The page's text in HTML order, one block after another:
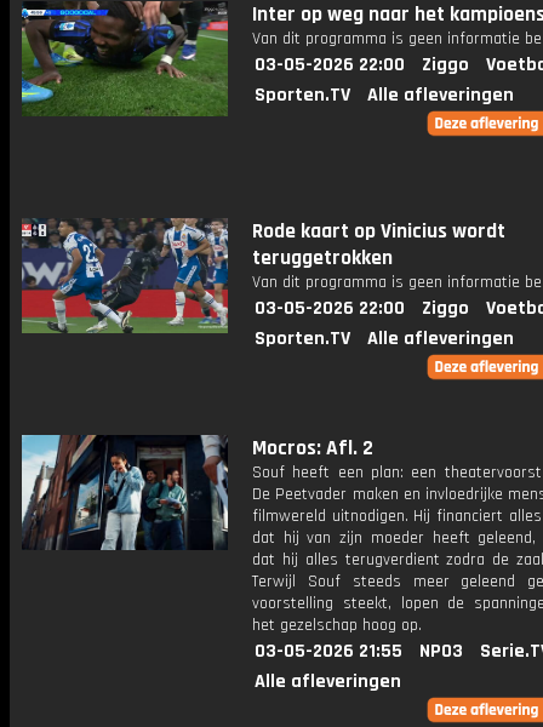
Inter op weg naar het
Van dit programma is geen informatie
03-05-2026 22:00 Ziggo
Sporten.TV
Alle afleveringen
Rode kaart op Vinicius wordt
teruggetrokken
Van dit programma is geen informatie
03-05-2026 22:00 Ziggo
Sporten.TV
Alle afleveringen
Mocros: Afl. 2
Souf heeft een plan: een
De Peetvader maken en invloedrijke
filmwereld uitnodigen. Hij financiert
dat hij van zijn moeder heeft geleend,
dat hij alles terugverdient zodra de
Terwijl Souf steeds meer geleend
voorstelling steekt, lopen de
het gezelschap hoog op.
03-05-2026 21:55 NPO3
Alle afleveringen